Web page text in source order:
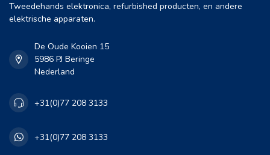
Tweedehands elektronica, refurbished producten, en andere
elektrische apparaten.
De Oude Kooien 15
5986 PJ Beringe
Nederland
+31(0)77 208 3133
+31(0)77 208 3133